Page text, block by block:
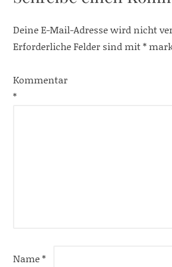
Deine E-Mail-Adresse wird nicht
Erforderliche Felder sind mit*
Kommentar
*
Name*